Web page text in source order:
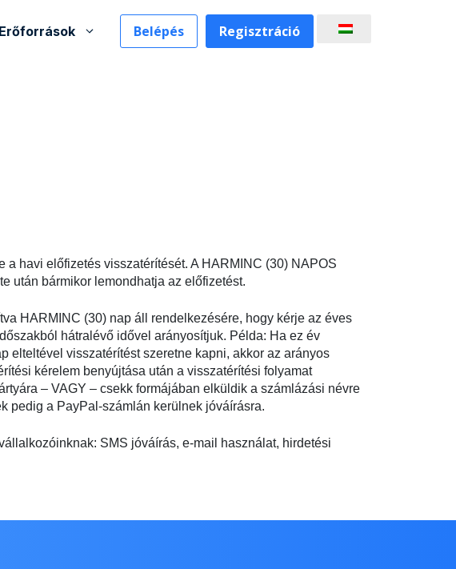
Erőforrások Belépés Regisztráció
havi előfizetés visszatérítését. A HARMINC (30) NAPOS
után bármikor lemondhatja az előfizetést.
HARMINC (30) nap áll rendelkezésére, hogy kérje az éves
hátralévő idővel arányosítjuk. Példa: Ha ez év
elteltével visszatérítést szeretne kapni, akkor az arányos
kérelem benyújtása után a visszatérítési folyamat
– VAGY – csekk formájában elküldik a számlázási névre
pedig a PayPal-számlán kerülnek jóváírásra.
SMS jóváírás, e-mail használat, hirdetési